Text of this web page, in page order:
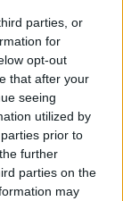
parties, or
for
opt-out
that after your
seeing
utilized by
prior to
further
parties on the
may
a podlahu